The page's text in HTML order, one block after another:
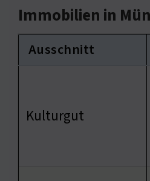
Immobilien in
Ausschnitt
Kulturgut